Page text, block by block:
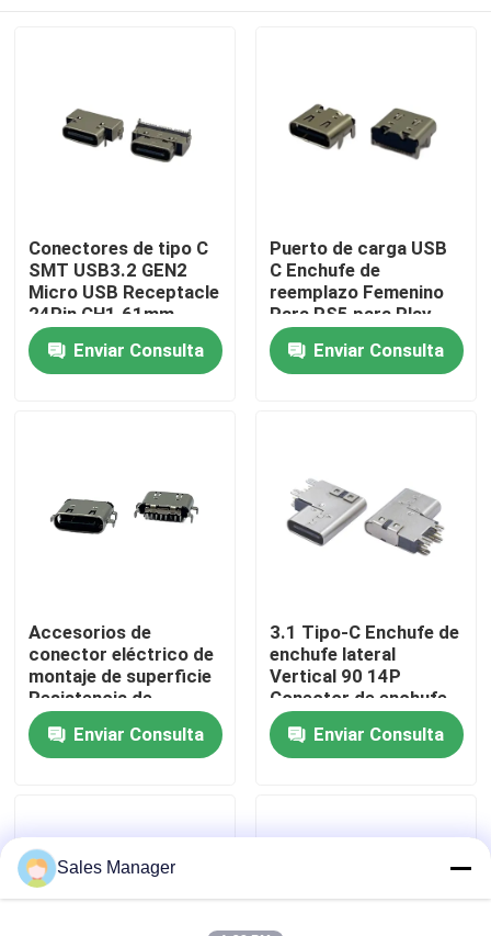
Hogar
Productos
Viaje de la fábrica
Contacto los E.E.U.U.
Pida una cita
Conector de enchufe USB
Conectores de tipo C
SMT USB3.2 GEN2
Micro USB Receptacle
24Pin CH1.61mm
L8.3mm
Enviar Consulta
Puerto de carga USB
C Enchufe de
reemplazo Femenino
Para PS5 para Play
Station 5 Controlador
Cargador Puerto de
carga
Enviar Consulta
Accesorios de
conector eléctrico de
montaje de superficie
Resistencia de
contacto 20mΩ
MáximoEnviar Consulta
3.1 Tipo-C Enchufe de
enchufe lateral
Vertical 90 14P
Conector de enchufe
lateral USB3.1
Interfaz de carga
rápida
Enviar Consulta
Sales Manager